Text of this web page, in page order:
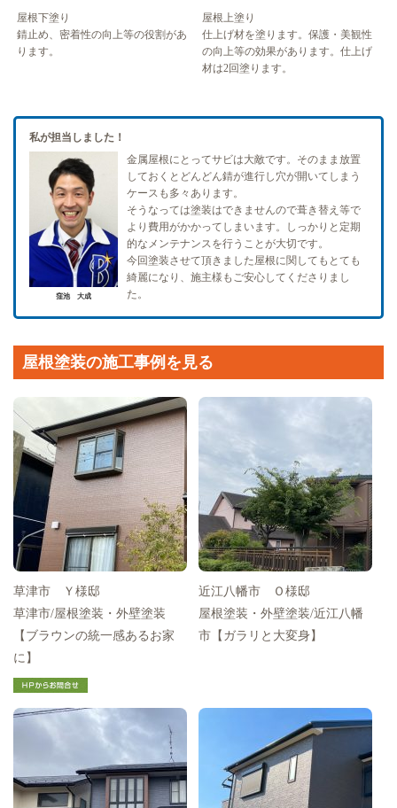
屋根下塗り
錆止め、密着性の向上等の役割があ
ります。
屋根上塗り
仕上げ材を塗ります。保護・美観性
の向上等の効果があります。仕上げ
材は2回塗ります。
私が担当しました！
金属屋根にとってサビは大敵です。そのまま放置
しておくとどんどん錆が進行し穴が開いてしまう
ケースも多々あります。
そうなっては塗装はできませんので葺き替え等で
より費用がかかってしまいます。しっかりと定期
的なメンテナンスを行うことが大切です。
今回塗装させて頂きました屋根に関してもとても
綺麗になり、施主様もご安心してくださりまし
た。
窪池 大成
屋根塗装の施工事例を見る
草津市 Ｙ様邸
草津市/屋根塗装・外壁塗装
【ブラウンの統一感あるお家
に】
近江八幡市 Ｏ様邸
屋根塗装・外壁塗装/近江八幡
市【ガラリと大変身】